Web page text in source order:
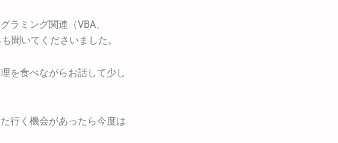
ラミング関連（VBA、
聞いてくださいました。
を食べながらお話して少し
行く機会があったら今度は